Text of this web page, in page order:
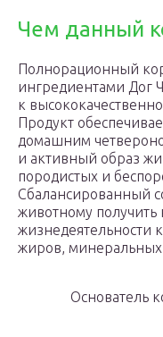
Чем данный
Полнорационный
ингредиентами Дог
к
Продукт
домашним
и активный образ
породистых и
Сбалансированный
животному
жизнедеятельности
жиров,
Основатель